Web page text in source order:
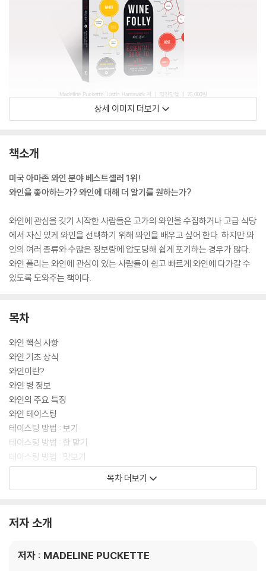
상세 이미지 더보기
책소개
미국 아마존 와인 분야 베스트셀러 1위!
와인을 좋아하는가? 와인에 대해 더 알기를 원하는가?
와인에 관심을 갖기 시작한 사람들은 고가의 와인을 수집하거나 고급 식당
에서 자신 있게 와인을 선택하기 위해 와인을 배우고 싶어 한다. 하지만 와
인의 여러 종류와 수많은 정보량에 압도당해 쉽게 포기하는 경우가 많다.
와인 폴리는 와인에 관심이 있는 사람들이 쉽고 빠르게 와인에 다가갈 수
있도록 도와주는 책이다.
목차
와인 핵심 사항
와인 기초 상식
와인이란?
와인 병 정보
와인의 주요 특징
와인 테이스팅
테이스팅 방법 : 보기
테이스팅 방법 : 향 맡기
테이스팅 방법 : 맛보기
테이스팅 방법 : 결론내기
와인 온도
음식과 와인 매칭
목차 더보기
저자 소개
저자 : MADELINE PUCKETTE